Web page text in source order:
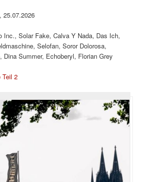
25.07.2026
Inc., Solar Fake, Calva Y Nada, Das Ich,
Selofan, Soror Dolorosa,
Dina Summer, Echoberyl, Florian Grey
Teil 2